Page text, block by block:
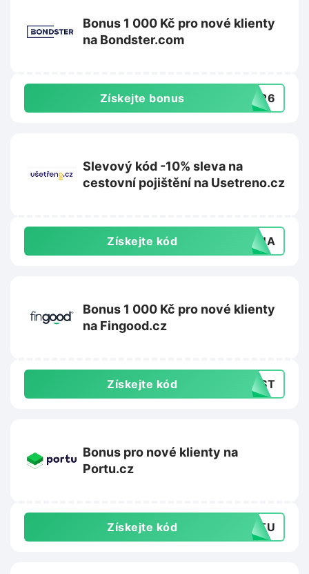
Bonus 1 000 Kč pro nové klienty
na Bondster.com
Získejte bonus 2026
Slevový kód -10% sleva na
cestovní pojištění na Usetreno.cz
Získejte kód LENA
Bonus 1 000 Kč pro nové klienty
na Fingood.cz
Získejte kód NOST
Bonus pro nové klienty na
Portu.cz
Získejte kód ORTU